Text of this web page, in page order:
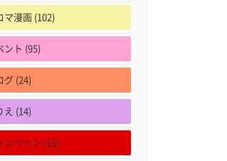
マ漫画 (102)
ント (95)
グ (24)
え (14)
ンペーン (13)